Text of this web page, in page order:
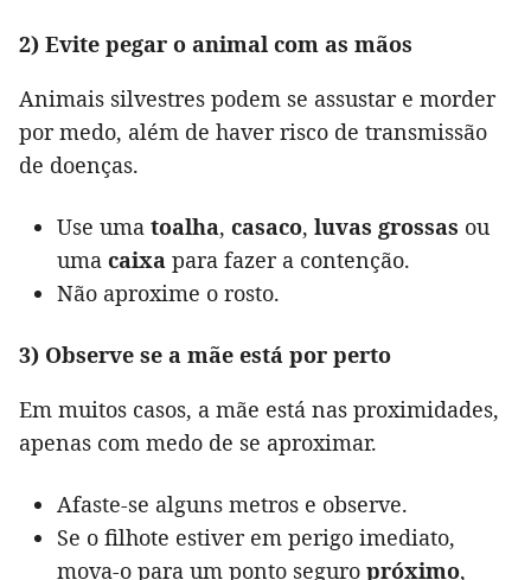
2) Evite pegar o animal com as mãos
Animais silvestres podem se assustar e morder
por medo, além de haver risco de transmissão
de doenças.
Use uma toalha, casaco, luvas grossas ou
uma caixa para fazer a contenção.
Não aproxime o rosto.
3) Observe se a mãe está por perto
Em muitos casos, a mãe está nas proximidades,
apenas com medo de se aproximar.
Afaste-se alguns metros e observe.
Se o filhote estiver em perigo imediato,
mova-o para um ponto seguro próximo,